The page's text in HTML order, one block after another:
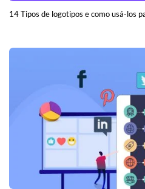
14 Tipos de logotipos e como usá-los